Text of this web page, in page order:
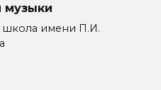
музыки
школа имени П.И.